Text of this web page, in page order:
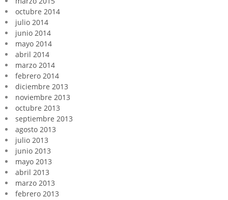
octubre 2014
julio 2014
junio 2014
mayo 2014
abril 2014
marzo 2014
febrero 2014
diciembre 2013
noviembre 2013
octubre 2013
septiembre 2013
agosto 2013
julio 2013
junio 2013
mayo 2013
abril 2013
marzo 2013
febrero 2013